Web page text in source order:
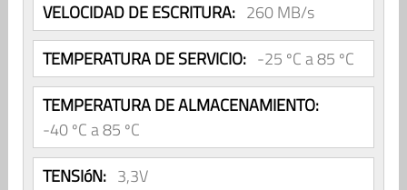
VELOCIDAD DE ESCRITURA: 260 MB/s
TEMPERATURA DE SERVICIO: -25 ºC a 85 ºC
TEMPERATURA DE ALMACENAMIENTO:
-40 ºC a 85 ºC
TENSIóN: 3,3V